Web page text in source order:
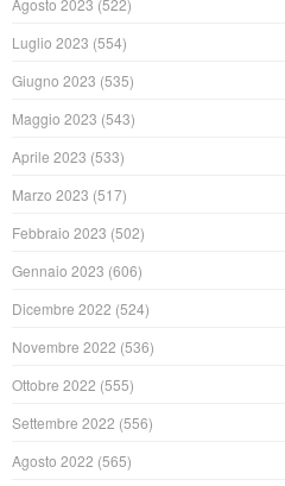
Agosto 2023 (522)
Luglio 2023 (554)
Giugno 2023 (535)
Maggio 2023 (543)
Aprile 2023 (533)
Marzo 2023 (517)
Febbraio 2023 (502)
Gennaio 2023 (606)
Dicembre 2022 (524)
Novembre 2022 (536)
Ottobre 2022 (555)
Settembre 2022 (556)
Agosto 2022 (565)